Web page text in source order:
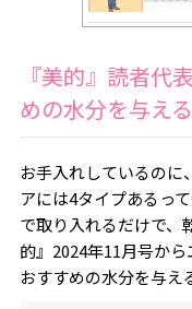
『美的』読者代
めの水分を与え
お手入れしているの
アには4タイプあるっ
で取り入れるだけで、
的』2024年11月号か
おすすめの水分を与え